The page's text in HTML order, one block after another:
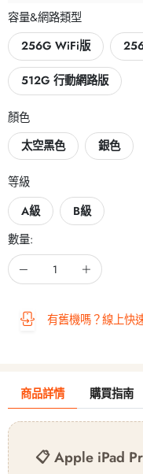
容量&網路類型
256G WiFi版
512G 行動網路版
顏色
太空黑色
銀色
等級
A級
B級
數量:
有舊機嗎？線上快
商品詳情 購買指南
📋 Apple iPad